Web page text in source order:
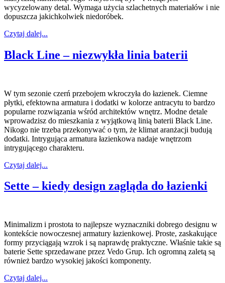
wycyzelowany detal. Wymaga użycia szlachetnych materiałów i nie
dopuszcza jakichkolwiek niedoróbek.
Czytaj dalej...
Black Line – niezwykła linia baterii
W tym sezonie czerń przebojem wkroczyła do łazienek. Ciemne
płytki, efektowna armatura i dodatki w kolorze antracytu to bardzo
popularne rozwiązania wśród architektów wnętrz. Modne detale
wprowadzisz do mieszkania z wyjątkową linią baterii Black Line.
Nikogo nie trzeba przekonywać o tym, że klimat aranżacji budują
dodatki. Intrygująca armatura łazienkowa nadaje wnętrzom
intrygującego charakteru.
Czytaj dalej...
Sette – kiedy design zagląda do łazienki
Minimalizm i prostota to najlepsze wyznaczniki dobrego designu w
kontekście nowoczesnej armatury łazienkowej. Proste, zaskakujące
formy przyciągają wzrok i są naprawdę praktyczne. Właśnie takie są
baterie Sette sprzedawane przez Vedo Grup. Ich ogromną zaletą są
również bardzo wysokiej jakości komponenty.
Czytaj dalej...